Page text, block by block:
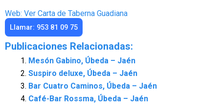
Web: Ver Carta de Taberna Guadiana
Llamar: 953 81 09 75
Publicaciones Relacionadas:
Mesón Gabino, Úbeda – Jaén
Suspiro deluxe, Úbeda – Jaén
Bar Cuatro Caminos, Úbeda – Jaén
Café-Bar Rossma, Úbeda – Jaén